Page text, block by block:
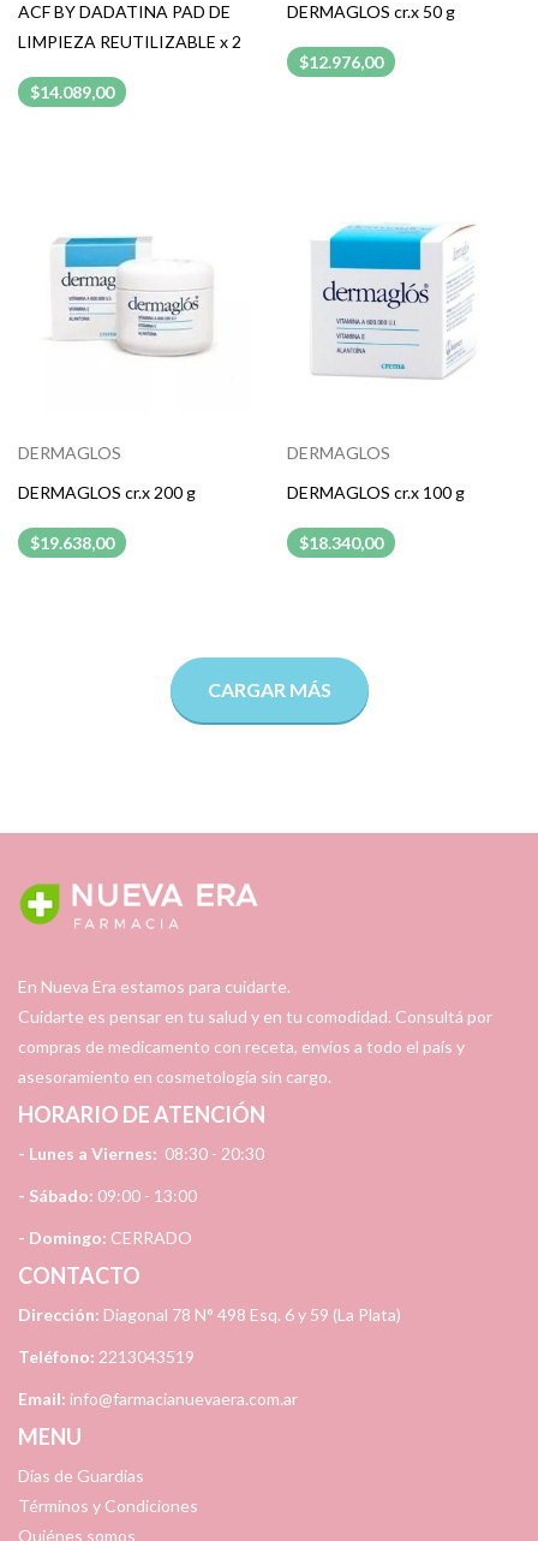
ACF BY DADATINA PAD DE
LIMPIEZA REUTILIZABLE x 2
$14.089,00
DERMAGLOS cr.x 50 g
$12.976,00
DERMAGLOS
DERMAGLOS cr.x 200 g
$19.638,00
DERMAGLOS
DERMAGLOS cr.x 100 g
$18.340,00
CARGAR MÁS
En Nueva Era estamos para cuidarte.
Cuidarte es pensar en tu salud y en tu comodidad. Consultá por
compras de medicamento con receta, envíos a todo el país y
asesoramiento en cosmetología sin cargo.
HORARIO DE ATENCIÓN
- Lunes a Viernes: 08:30 - 20:30
- Sábado: 09:00 - 13:00
- Domingo: CERRADO
CONTACTO
Dirección: Diagonal 78 N° 498 Esq. 6 y 59 (La Plata)
Teléfono: 2213043519
Email: info@farmacianuevaera.com.ar
MENU
Días de Guardias
Términos y Condiciones
Quiénes somos